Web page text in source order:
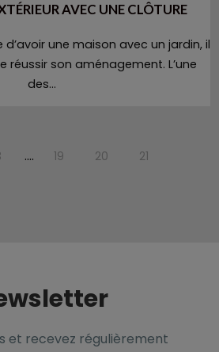
AVEC UNE CLÔTURE
une maison avec un jardin, il
réussir son aménagement. L’une
des...
.... 19 20 21
et recevez régulièrement